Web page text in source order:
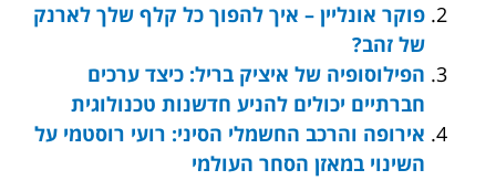
פוקר אונליין – איך להפוך כל קלף שלך לארנק
של זהב?
הפילוסופיה של איציק בריל: כיצד ערכים
חברתיים יכולים להניע חדשנות טכנולוגית
אירופה והרכב החשמלי הסיני: רועי רוסטמי על
השינוי במאזן הסחר העולמי